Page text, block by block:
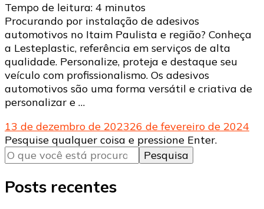
Tempo de leitura: 4 minutos
Procurando por instalação de adesivos
automotivos no Itaim Paulista e região? Conheça
a Lesteplastic, referência em serviços de alta
qualidade. Personalize, proteja e destaque seu
veículo com profissionalismo. Os adesivos
automotivos são uma forma versátil e criativa de
personalizar e …
13 de dezembro de 202326 de fevereiro de 2024
Procurando
algo?
Pesquise qualquer coisa e pressione Enter.
Posts recentes